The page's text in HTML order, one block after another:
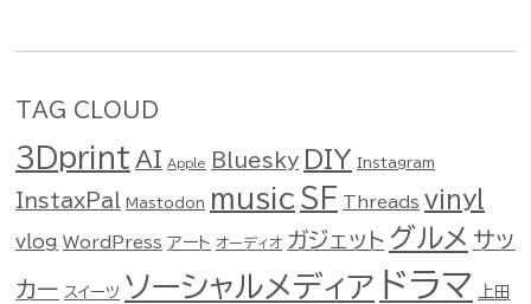
TAG CLOUD
3Dprint AI Apple Bluesky DIY Instagram
InstaxPal Mastodon music SF Threads vinyl
vlog WordPress アート オーディオ ガジェット グルメ サッ
カー スイーツ ソーシャルメディア ドラマ 上田